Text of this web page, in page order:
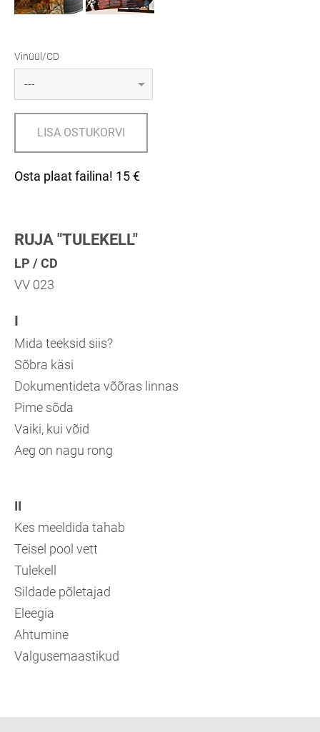
Vinüül/CD
LISA OSTUKORVI
Osta plaat failina! 15 €
RUJA "TULEKELL"
LP / CD
VV 023
I
Mida teeksid siis?
Sõbra käsi
Dokumentideta võõras linnas
Pime sõda
Vaiki, kui võid
Aeg on nagu rong
II
Kes meeldida tahab
Teisel pool vett
Tulekell
Sildade põletajad
Eleegia
Ahtumine
Valgusemaastikud